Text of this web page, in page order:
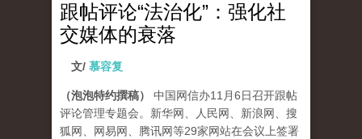
跟帖评论“法治化”：强化社
交媒体的衰落
文/ 慕容复
（泡泡特约撰稿）
中国网信办11月6日召开跟帖
评论管理专题会。新华网、人民网、新浪网、搜
狐网、网易网、腾讯网等29家网站在会议上签署